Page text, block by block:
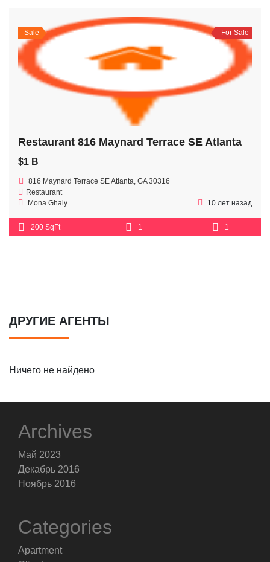
Sale For Sale
Restaurant 816 Maynard Terrace SE Atlanta
$1 B
816 Maynard Terrace SE Atlanta, GA 30316
Restaurant
Mona Ghaly
10 лет назад
200 SqFt 1 1
ДРУГИЕ АГЕНТЫ
Ничего не найдено
Archives
Май 2023
Декабрь 2016
Ноябрь 2016
Categories
Apartment